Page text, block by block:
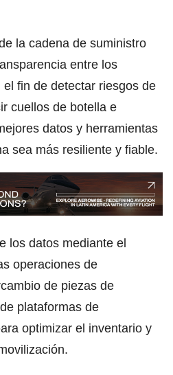
la cadena de suministro
entre los
fin de detectar riesgos de
cuellos de botella e
datos y herramientas
sea más resiliente y fiable.
los datos mediante el
operaciones de
de piezas de
plataformas de
optimizar el inventario y